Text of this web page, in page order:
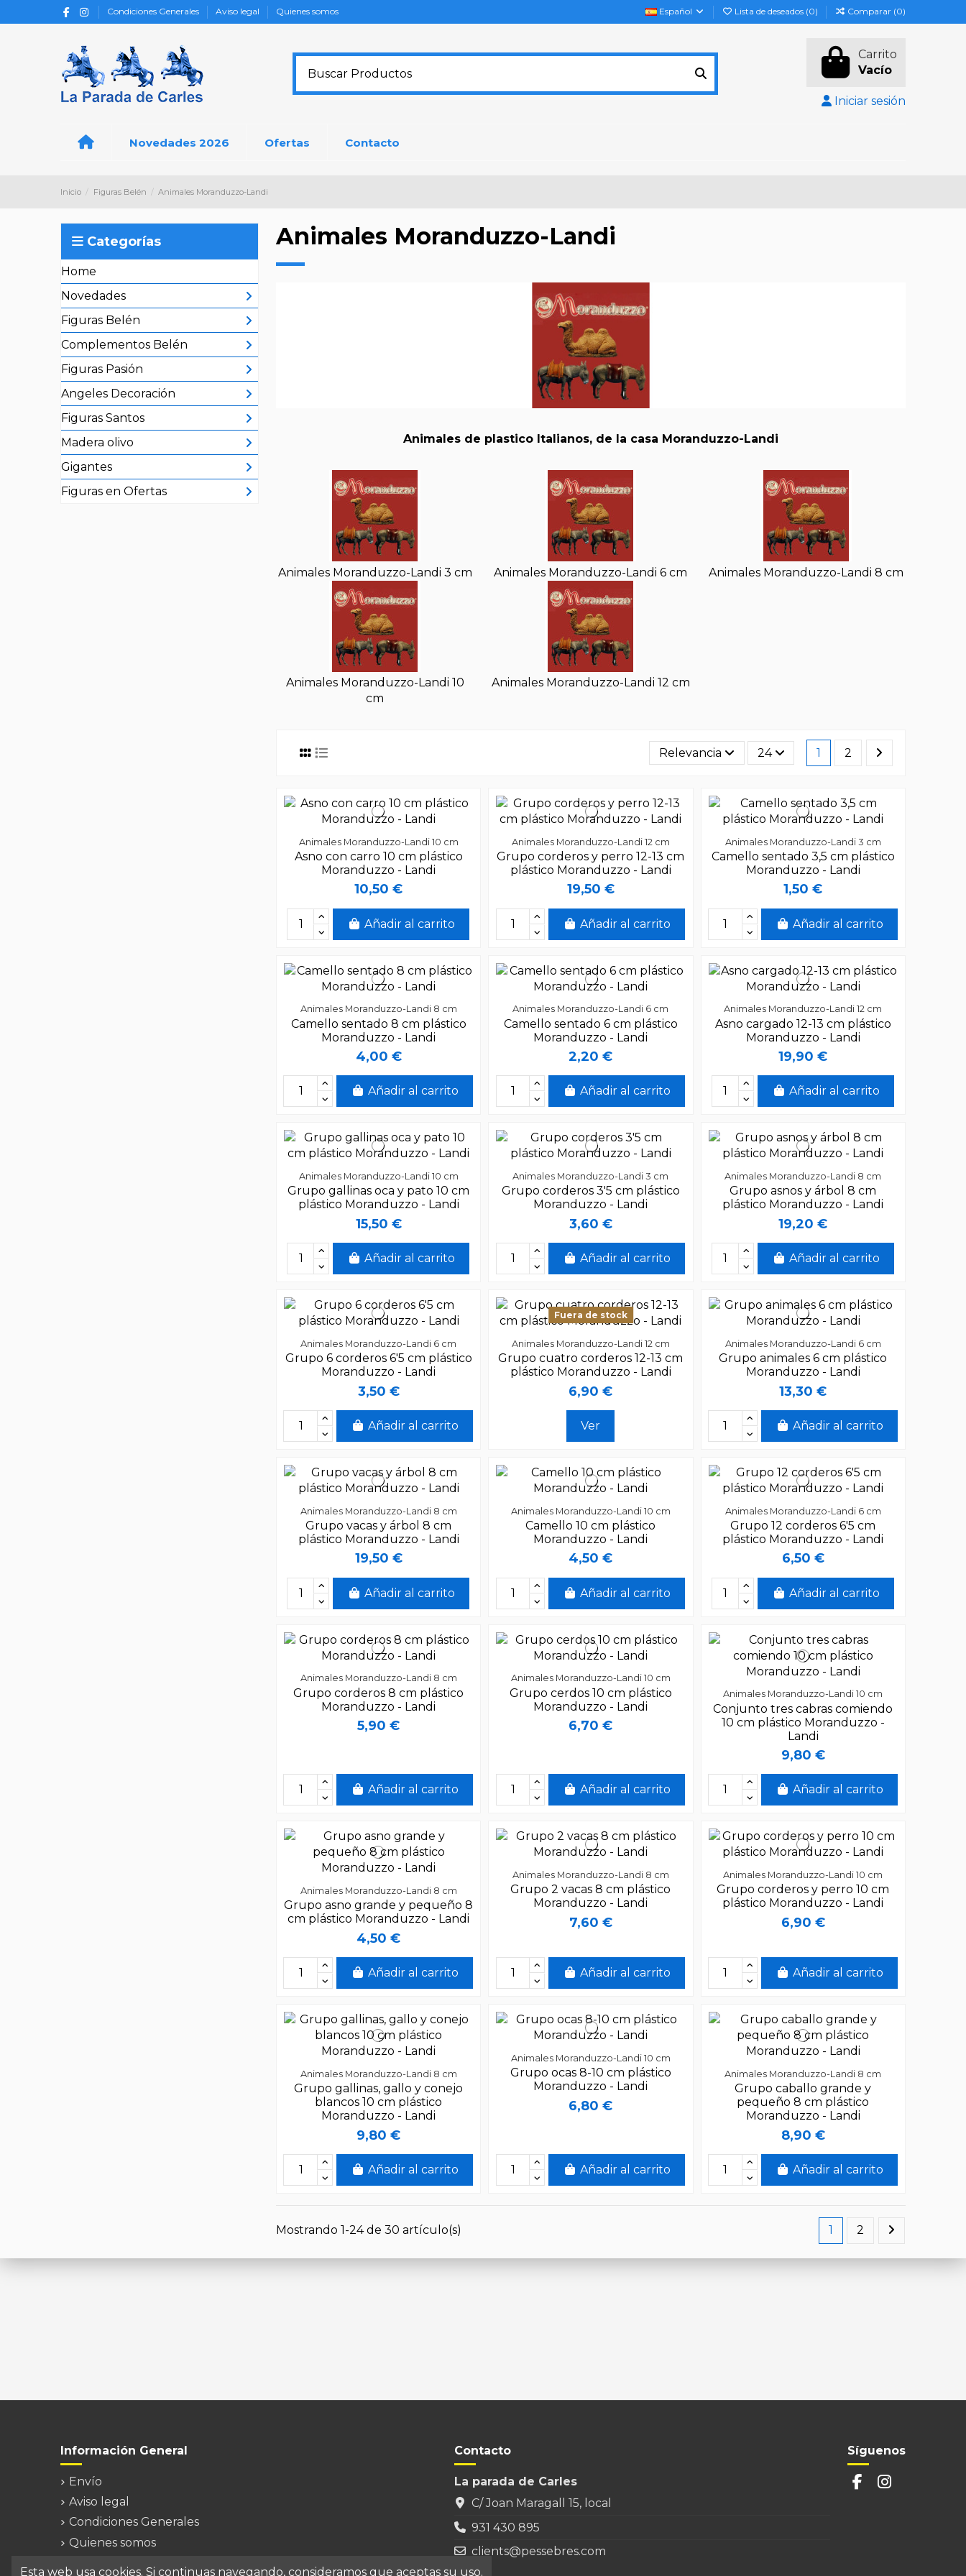
Condiciones Generales Aviso legal Quienes somos Español Lista de deseados (0) Comparar (0)
Carrito
Vacío
Iniciar sesión
Novedades 2026 Ofertas Contacto
Inicio Figuras Belén Animales Moranduzzo-Landi
Animales Moranduzzo-Landi
Animales de plastico Italianos, de la casa Moranduzzo-Landi
Animales Moranduzzo-Landi 3 cm Animales Moranduzzo-Landi 6 cm Animales Moranduzzo-Landi 8 cm
Animales Moranduzzo-Landi 10
cm
Animales Moranduzzo-Landi 12 cm
Relevancia 24 1 2
Animales Moranduzzo-Landi 10 cm
Asno con carro 10 cm plástico
Moranduzzo - Landi
10,50 €
Añadir al carrito
Animales Moranduzzo-Landi 12 cm
Grupo corderos y perro 12-13 cm
plástico Moranduzzo - Landi
19,50 €
Añadir al carrito
Animales Moranduzzo-Landi 3 cm
Camello sentado 3,5 cm plástico
Moranduzzo - Landi
1,50 €
Añadir al carrito
Animales Moranduzzo-Landi 8 cm
Camello sentado 8 cm plástico
Moranduzzo - Landi
4,00 €
Añadir al carrito
Animales Moranduzzo-Landi 6 cm
Camello sentado 6 cm plástico
Moranduzzo - Landi
2,20 €
Añadir al carrito
Animales Moranduzzo-Landi 12 cm
Asno cargado 12-13 cm plástico
Moranduzzo - Landi
19,90 €
Añadir al carrito
Animales Moranduzzo-Landi 10 cm
Grupo gallinas oca y pato 10 cm
plástico Moranduzzo - Landi
15,50 €
Añadir al carrito
Animales Moranduzzo-Landi 3 cm
Grupo corderos 3'5 cm plástico
Moranduzzo - Landi
3,60 €
Añadir al carrito
Animales Moranduzzo-Landi 8 cm
Grupo asnos y árbol 8 cm
plástico Moranduzzo - Landi
19,20 €
Añadir al carrito
Animales Moranduzzo-Landi 6 cm
Grupo 6 corderos 6'5 cm plástico
Moranduzzo - Landi
3,50 €
Añadir al carrito
Fuera de stock
Animales Moranduzzo-Landi 12 cm
Grupo cuatro corderos 12-13 cm
plástico Moranduzzo - Landi
6,90 €
Ver
Animales Moranduzzo-Landi 6 cm
Grupo animales 6 cm plástico
Moranduzzo - Landi
13,30 €
Añadir al carrito
Animales Moranduzzo-Landi 8 cm
Grupo vacas y árbol 8 cm
plástico Moranduzzo - Landi
19,50 €
Añadir al carrito
Animales Moranduzzo-Landi 10 cm
Camello 10 cm plástico
Moranduzzo - Landi
4,50 €
Añadir al carrito
Animales Moranduzzo-Landi 6 cm
Grupo 12 corderos 6'5 cm
plástico Moranduzzo - Landi
6,50 €
Añadir al carrito
Animales Moranduzzo-Landi 8 cm
Grupo corderos 8 cm plástico
Moranduzzo - Landi
5,90 €
Añadir al carrito
Animales Moranduzzo-Landi 10 cm
Grupo cerdos 10 cm plástico
Moranduzzo - Landi
6,70 €
Añadir al carrito
Animales Moranduzzo-Landi 10 cm
Conjunto tres cabras comiendo
10 cm plástico Moranduzzo -
Landi
9,80 €
Añadir al carrito
Animales Moranduzzo-Landi 8 cm
Grupo asno grande y pequeño 8
cm plástico Moranduzzo - Landi
4,50 €
Añadir al carrito
Animales Moranduzzo-Landi 8 cm
Grupo 2 vacas 8 cm plástico
Moranduzzo - Landi
7,60 €
Añadir al carrito
Animales Moranduzzo-Landi 10 cm
Grupo corderos y perro 10 cm
plástico Moranduzzo - Landi
6,90 €
Añadir al carrito
Animales Moranduzzo-Landi 8 cm
Grupo gallinas, gallo y conejo
blancos 10 cm plástico
Moranduzzo - Landi
9,80 €
Añadir al carrito
Animales Moranduzzo-Landi 10 cm
Grupo ocas 8-10 cm plástico
Moranduzzo - Landi
6,80 €
Añadir al carrito
Animales Moranduzzo-Landi 8 cm
Grupo caballo grande y
pequeño 8 cm plástico
Moranduzzo - Landi
8,90 €
Añadir al carrito
Mostrando 1-24 de 30 artículo(s) 1 2
Categorías
Home
Novedades
Figuras Belén
Complementos Belén
Figuras Pasión
Angeles Decoración
Figuras Santos
Madera olivo
Gigantes
Figuras en Ofertas
Información General
Envío
Aviso legal
Condiciones Generales
Quienes somos
Contacto
La parada de Carles
C/ Joan Maragall 15, local
931 430 895
clients@pessebres.com
Síguenos
Esta web usa cookies. Si continuas navegando, consideramos que aceptas su uso.